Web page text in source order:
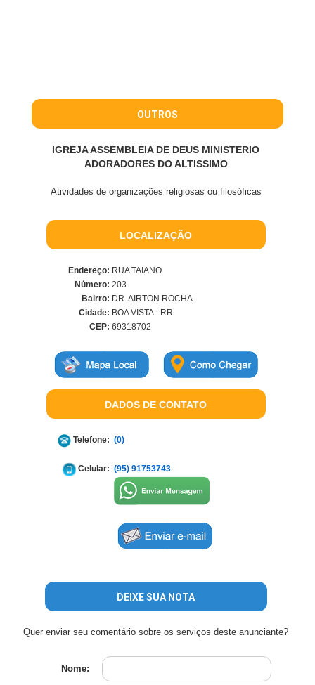
OUTROS
IGREJA ASSEMBLEIA DE DEUS MINISTERIO
ADORADORES DO ALTISSIMO
Atividades de organizações religiosas ou filosóficas
LOCALIZAÇÃO
Endereço: RUA TAIANO
Número: 203
Bairro: DR. AIRTON ROCHA
Cidade: BOA VISTA - RR
CEP: 69318702
DADOS DE CONTATO
Telefone: (0)
Celular: (95) 91753743
DEIXE SUA NOTA
Quer enviar seu comentário sobre os serviços deste anunciante?
Nome: